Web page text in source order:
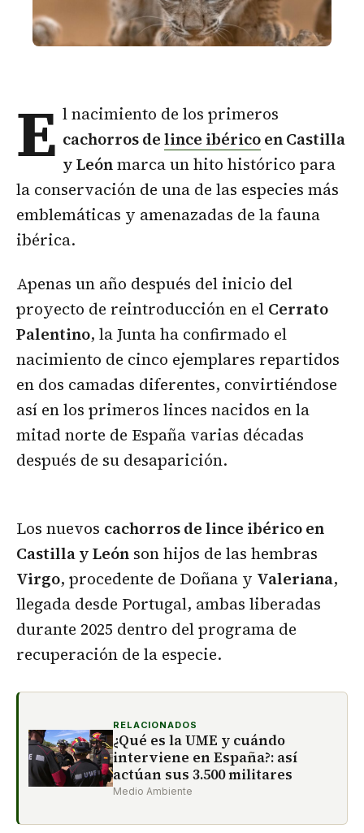
E l nacimiento de los primeros
cachorros delince ibéricoen Castilla
y Leónmarca un hito histórico para
la conservación de una de las especies más
emblemáticas y amenazadas de la fauna
ibérica.
Apenas un año después del inicio del
proyecto de reintroducción en el Cerrato
Palentino, la Junta ha confirmado el
nacimiento de cinco ejemplares repartidos
en dos camadas diferentes, convirtiéndose
así en los primeros linces nacidos en la
mitad norte de España varias décadas
después de su desaparición.
Los nuevos cachorros de lince ibérico en
Castilla y León son hijos de las hembras
Virgo, procedente de Doñana y Valeriana,
llegada desde Portugal, ambas liberadas
durante 2025 dentro del programa de
recuperación de la especie.
RELACIONADOS
¿Qué es la UME y cuándo
interviene en España?: así
actúan sus 3.500 militares
Medio Ambiente